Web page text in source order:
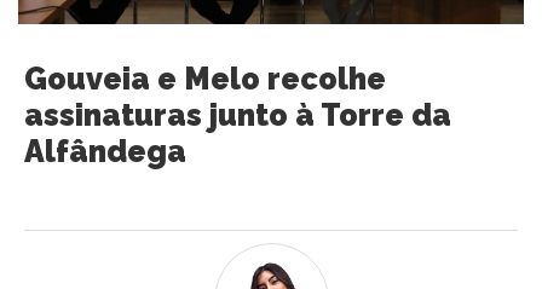
Gouveia e Melo recolhe
assinaturas junto à Torre da
Alfândega